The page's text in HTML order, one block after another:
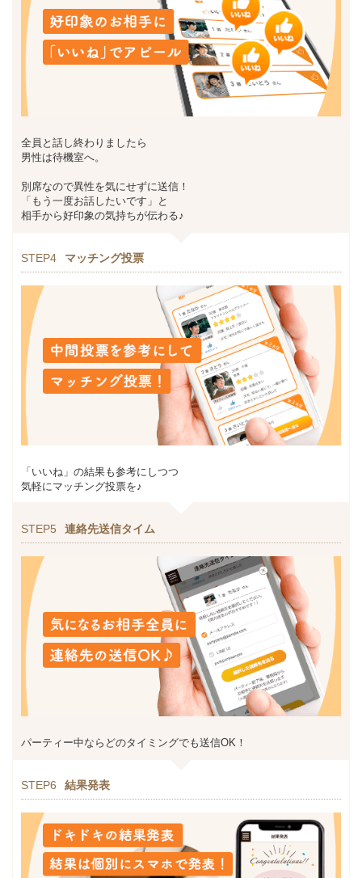
全員と話し終わりましたら
男性は待機室へ。
別席なので異性を気にせずに送信！
「もう一度お話したいです」と
相手から好印象の気持ちが伝わる♪
STEP4 マッチング投票
「いいね」の結果も参考にしつつ
気軽にマッチング投票を♪
STEP5 連絡先送信タイム
パーティー中ならどのタイミングでも送信OK！
STEP6 結果発表